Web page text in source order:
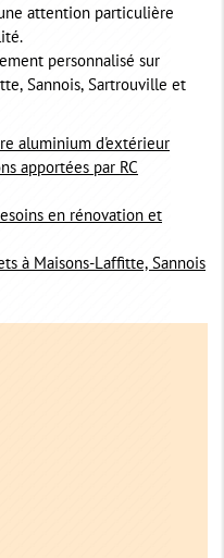
attention particulière
personnalisé sur
Sannois, Sartrouville et
aluminium d'extérieur
apportées par RC
en rénovation et
à Maisons-Laffitte, Sannois